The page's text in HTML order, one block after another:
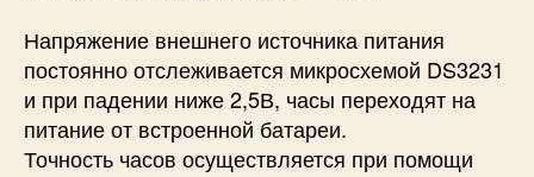
Напряжение внешнего источника питания
постоянно отслеживается микросхемой DS3231
и при падении ниже 2,5В, часы переходят на
питание от встроенной батареи.
Точность часов осуществляется при помощи